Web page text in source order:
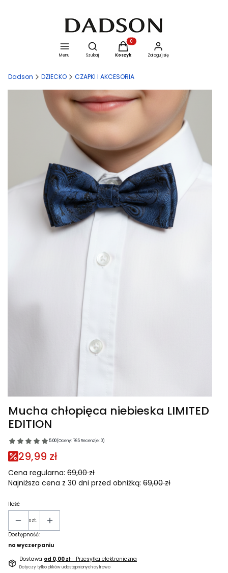
Menu
Otwórz wyszukiwarkę
Szukaj
Produkty w koszyku: 0. Zobacz
Koszyk Zaloguj się
Dadson DZIECKO CZAPKI I AKCESORIA
Mucha chłopięca niebieska LIMITED
EDITION
5.00(Oceny: 765 Recenzje: 0)
29,99 zł
Cena regularna: 69,00 zł
Najniższa cena z 30 dni przed obniżką: 69,00 zł
Ilość
szt.
Dostępność:
na wyczerpaniu
Dostawa od 0,00 zł- Przesyłka elektroniczna
Dotyczy tylko plików udostępnionych cyfrowo